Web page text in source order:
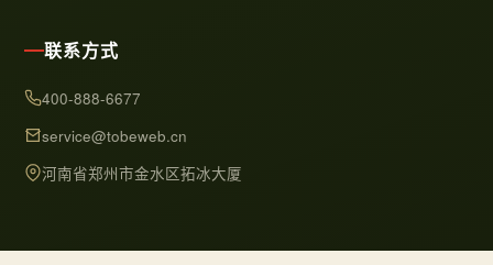
联系方式
400-888-6677
service@tobeweb.cn
河南省郑州市金水区拓冰大厦